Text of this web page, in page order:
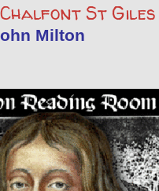
St Giles
Milton